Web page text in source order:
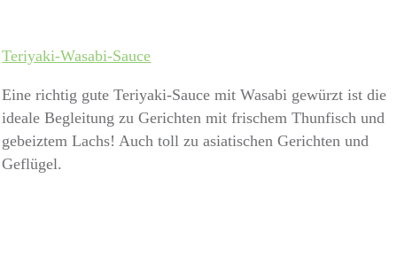
Teriyaki-Wasabi-Sauce
Eine richtig gute Teriyaki-Sauce mit Wasabi gewürzt ist die
ideale Begleitung zu Gerichten mit frischem Thunfisch und
gebeiztem Lachs! Auch toll zu asiatischen Gerichten und
Geflügel.